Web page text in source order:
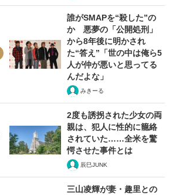
誰がSMAPを“殺した”の
か 悪夢の「公開処刑」
から8年後に明かされ
た“答え”「世の中は俺ら5
人が仲が悪いと思ってる
んだよな」
みきーる
2度も誘拐された少女の両
親は、犯人に性的に籠絡
されていた……全米を驚
愕させた事件とは
辰巳JUNK
三山凌輝が妻・趣里との